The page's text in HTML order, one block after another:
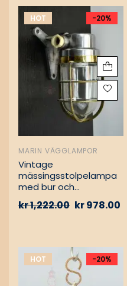
HOT -20%
MARIN VÄGGLAMPOR
Vintage
mässingsstolpelampa
med bur och
Nautisk
kr1,222.00 kr978.00
HOT -20%